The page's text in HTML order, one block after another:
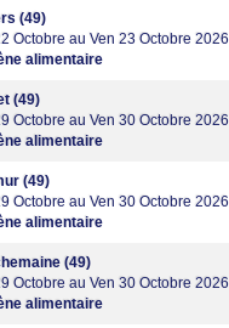
(49)
Octobre au Ven 23 Octobre 2026
alimentaire
(49)
Octobre au Ven 30 Octobre 2026
alimentaire
(49)
Octobre au Ven 30 Octobre 2026
alimentaire
(49)
Octobre au Ven 30 Octobre 2026
alimentaire